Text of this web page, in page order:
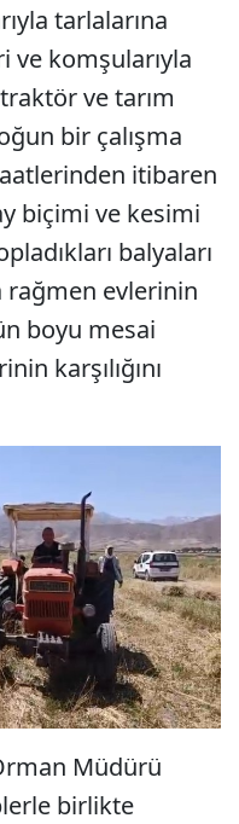
tarlalarına
ve komşularıyla
ve tarım
bir çalışma
itibaren
biçimi ve kesimi
balyaları
rağmen evlerinin
boyu mesai
karşılığını
Müdürü
birlikte